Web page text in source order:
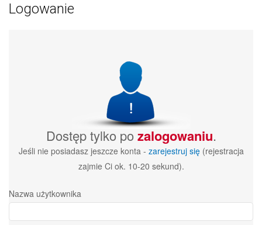
Logowanie
Dostęp tylko pozalogowaniu.
Jeśli nie posiadasz jeszcze konta - zarejestruj się(rejestracja
zajmie Ci ok. 10-20 sekund).
Nazwa użytkownika